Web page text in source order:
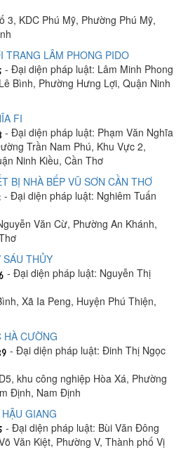
3, KDC Phú Mỹ, Phường Phú Mỹ,
TRANG LÂM PHONG PIDO
- Đại diện pháp luật: Lâm Minh Phong
Bình, Phường Hưng Lợi, Quận Ninh
FI
- Đại diện pháp luật: Phạm Văn Nghĩa
Trần Nam Phú, Khu Vực 2,
Ninh Kiều, Cần Thơ
BỊ NHÀ BẾP VŨ SƠN CẦN THƠ
- Đại diện pháp luật: Nghiêm Tuấn
Văn Cừ, Phường An Khánh,
THỦY
- Đại diện pháp luật: Nguyễn Thị
Xã Ia Peng, Huyện Phú Thiện,
CƯỜNG
- Đại diện pháp luật: Đinh Thị Ngọc
khu công nghiệp Hòa Xá, Phường
Định, Nam Định
GIANG
- Đại diện pháp luật: Bùi Văn Đông
Văn Kiệt, Phường V, Thành phố Vị